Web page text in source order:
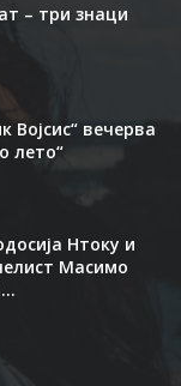
– три знаци
Војсис“ вечерва
лето“
Нтоку и
Масимо